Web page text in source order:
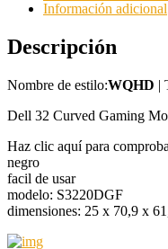
Información adicional
Descripción
Nombre de estilo:WQHD |
Dell 32 Curved Gaming
Haz clic aquí para
negro
facil de usar
modelo: S3220DGF
dimensiones: 25 x 70,9 x